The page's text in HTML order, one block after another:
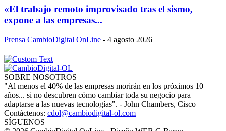
«El trabajo remoto improvisado tras el sismo,
expone a las empresas...
Prensa CambioDigital OnLine - 4 agosto 2026
SOBRE NOSOTROS
"Al menos el 40% de las empresas morirán en los próximos 10
años... si no descubren cómo cambiar toda su negocio para
adaptarse a las nuevas tecnologías". - John Chambers, Cisco
Contáctenos: cdol@cambiodigital-ol.com
SÍGUENOS